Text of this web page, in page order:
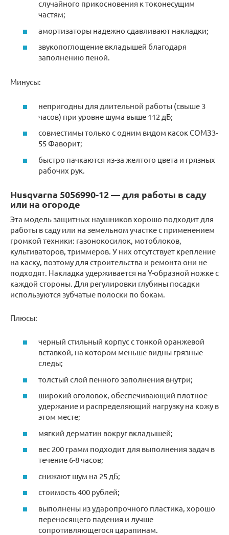
случайного прикосновения к токонесущим
частям;
амортизаторы надежно сдавливают накладки;
звукопоглощение вкладышей благодаря
заполнению пеной.
Минусы:
непригодны для длительной работы (свыше 3
часов) при уровне шума выше 112 дБ;
совместимы только с одним видом касок СОМЗ3-
55 Фаворит;
быстро пачкаются из-за желтого цвета и грязных
рабочих рук.
Husqvarna 5056990-12 — для работы в саду
или на огороде
Эта модель защитных наушников хорошо подходит для
работы в саду или на земельном участке с применением
громкой техники: газонокосилок, мотоблоков,
культиваторов, триммеров. У них отсутствует крепление
на каску, поэтому для строительства и ремонта они не
подходят. Накладка удерживается на Y-образной ножке с
каждой стороны. Для регулировки глубины посадки
используются зубчатые полоски по бокам.
Плюсы:
черный стильный корпус с тонкой оранжевой
вставкой, на котором меньше видны грязные
следы;
толстый слой пенного заполнения внутри;
широкий оголовок, обеспечивающий плотное
удержание и распределяющий нагрузку на кожу в
этом месте;
мягкий дерматин вокруг вкладышей;
вес 200 грамм подходит для выполнения задач в
течение 6-8 часов;
снижают шум на 25 дБ;
стоимость 400 рублей;
выполнены из ударопрочного пластика, хорошо
переносящего падения и лучше
сопротивляющегося царапинам.